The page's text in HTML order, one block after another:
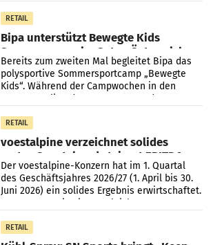
RETAIL
Bipa unterstützt Bewegte Kids
Sommercamps im Osten Österreichs
Bereits zum zweiten Mal begleitet Bipa das
polysportive Sommersportcamp „Bewegte
Kids“. Während der Campwochen in den
Monaten Juli und August versorgt das
RETAIL
voestalpine verzeichnet solides
erstes Quartal und steigert EBITDA
Der voestalpine-Konzern hat im 1. Quartal
des Geschäftsjahres 2026/27 (1. April bis 30.
Juni 2026) ein solides Ergebnis erwirtschaftet.
Der Umsatz stieg im Vergleich zur
RETAIL